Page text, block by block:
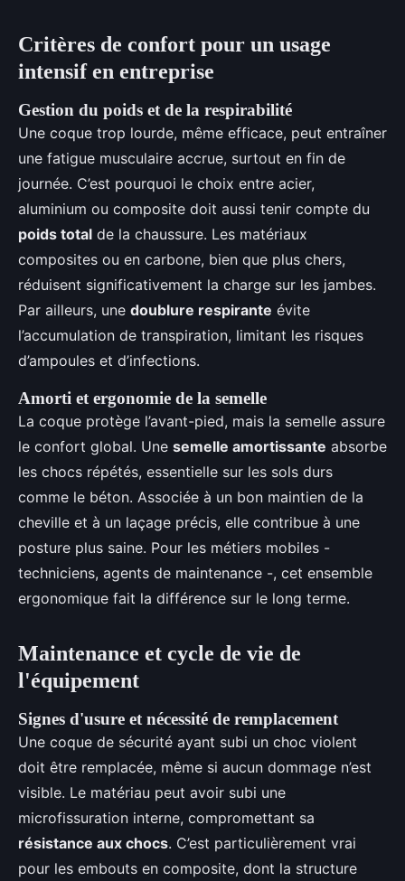
Critères de confort pour un usage
intensif en entreprise
Gestion du poids et de la respirabilité
Une coque trop lourde, même efficace, peut entraîner
une fatigue musculaire accrue, surtout en fin de
journée. C’est pourquoi le choix entre acier,
aluminium ou composite doit aussi tenir compte du
poids total de la chaussure. Les matériaux
composites ou en carbone, bien que plus chers,
réduisent significativement la charge sur les jambes.
Par ailleurs, une doublure respirante évite
l’accumulation de transpiration, limitant les risques
d’ampoules et d’infections.
Amorti et ergonomie de la semelle
La coque protège l’avant-pied, mais la semelle assure
le confort global. Une semelle amortissante absorbe
les chocs répétés, essentielle sur les sols durs
comme le béton. Associée à un bon maintien de la
cheville et à un laçage précis, elle contribue à une
posture plus saine. Pour les métiers mobiles -
techniciens, agents de maintenance -, cet ensemble
ergonomique fait la différence sur le long terme.
Maintenance et cycle de vie de
l'équipement
Signes d'usure et nécessité de remplacement
Une coque de sécurité ayant subi un choc violent
doit être remplacée, même si aucun dommage n’est
visible. Le matériau peut avoir subi une
microfissuration interne, compromettant sa
résistance aux chocs. C’est particulièrement vrai
pour les embouts en composite, dont la structure